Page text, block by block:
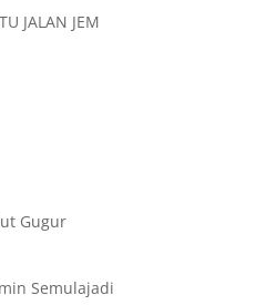
JALAN JEM
Gugur
Semulajadi